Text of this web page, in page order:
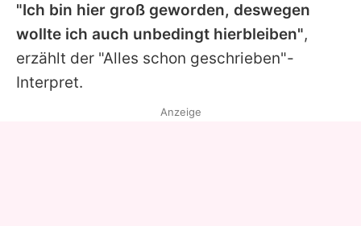
Datenschutzerklärung
Nutzungsbedingungen
Utiq verwalten
"Ich bin hier groß geworden, deswegen
wollte ich auch unbedingt hierbleiben",
erzählt der "Alles schon geschrieben"-
Interpret.
Anzeige